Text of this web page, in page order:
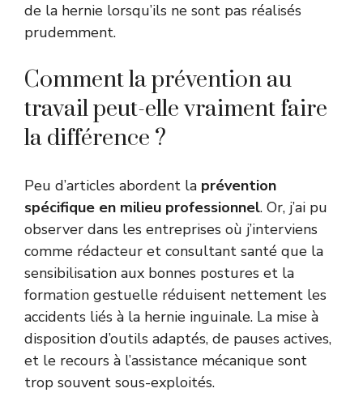
de la hernie lorsqu’ils ne sont pas réalisés
prudemment.
Comment la prévention au
travail peut-elle vraiment faire
la différence ?
Peu d’articles abordent la prévention
spécifique en milieu professionnel. Or, j’ai pu
observer dans les entreprises où j’interviens
comme rédacteur et consultant santé que la
sensibilisation aux bonnes postures et la
formation gestuelle réduisent nettement les
accidents liés à la hernie inguinale. La mise à
disposition d’outils adaptés, de pauses actives,
et le recours à l’assistance mécanique sont
trop souvent sous-exploités.